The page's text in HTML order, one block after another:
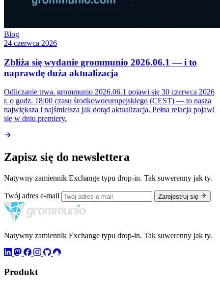
Blog
24 czerwca 2026
Zbliża się wydanie grommunio 2026.06.1 — i to
naprawdę duża aktualizacja
Odliczanie trwa. grommunio 2026.06.1 pojawi się 30 czerwca 2026
r. o godz. 18:00 czasu środkowoeuropejskiego (CEST) — to nasza
największa i najśmielsza jak dotąd aktualizacja. Pełna relacja pojawi
się w dniu premiery.
Zapisz się do newslettera
Natywny zamiennik Exchange typu drop-in. Tak suwerenny jak ty.
Twój adres e-mail Zarejestruj się
Natywny zamiennik Exchange typu drop-in. Tak suwerenny jak ty.
Produkt